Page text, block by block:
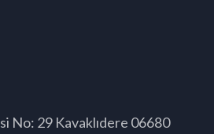
No: 29 Kavaklıdere 06680